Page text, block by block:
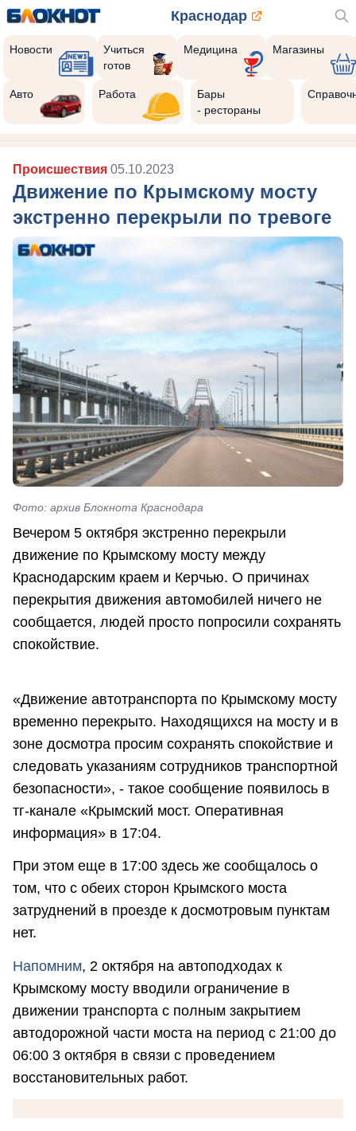
Краснодар
Новости
Учиться
готов
Медицина Магазины
Авто Работа
Бары
- рестораны
Происшествия 05.10.2023
Движение по Крымскому мосту
экстренно перекрыли по тревоге
Фото: архив Блокнота Краснодара
Вечером 5 октября экстренно перекрыли
движение по Крымскому мосту между
Краснодарским краем и Керчью. О причинах
перекрытия движения автомобилей ничего не
сообщается, людей просто попросили сохранять
спокойствие.
«Движение автотранспорта по Крымскому мосту
временно перекрыто. Находящихся на мосту и в
зоне досмотра просим сохранять спокойствие и
следовать указаниям сотрудников транспортной
безопасности», - такое сообщение появилось в
тг-канале «Крымский мост. Оперативная
информация» в 17:04.
При этом еще в 17:00 здесь же сообщалось о
том, что с обеих сторон Крымского моста
затруднений в проезде к досмотровым пунктам
нет.
Напомним, 2 октября на автоподходах к
Крымскому мосту вводили ограничение в
движении транспорта с полным закрытием
автодорожной части моста на период с 21:00 до
06:00 3 октября в связи с проведением
восстановительных работ.